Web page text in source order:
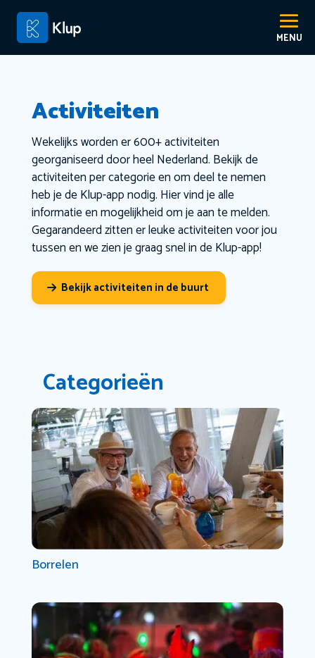
Activiteiten
Wekelijks worden er 600+ activiteiten
georganiseerd door heel Nederland. Bekijk de
activiteiten per categorie en om deel te nemen
heb je de Klup-app nodig. Hier vind je alle
informatie en mogelijkheid om je aan te melden.
Gegarandeerd zitten er leuke activiteiten voor jou
tussen en we zien je graag snel in de Klup-app!
Bekijk activiteiten in de buurt
Categorieën
Borrelen